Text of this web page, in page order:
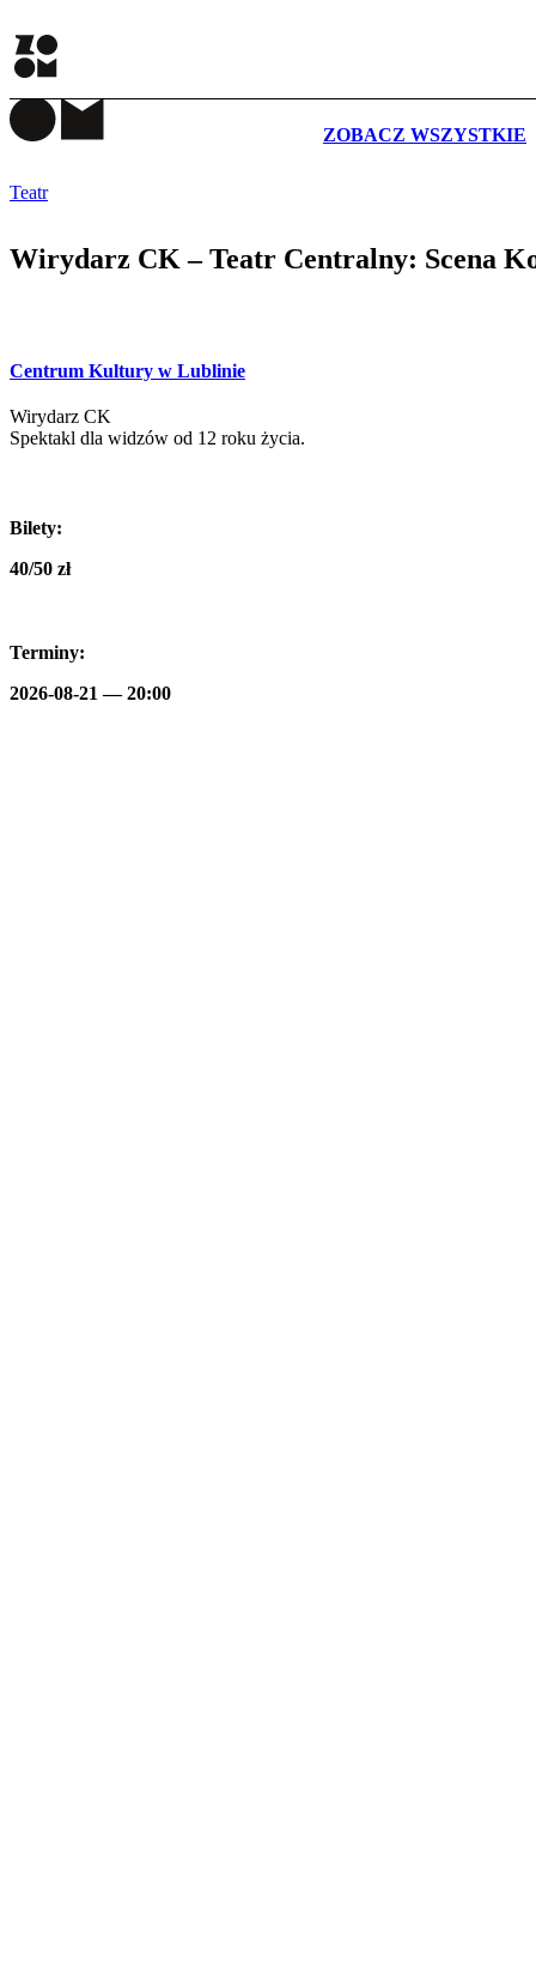
ZOBACZ WSZYSTKIE
Teatr
Wirydarz CK – Teatr Centralny: Scena
Centrum Kultury w Lublinie
Wirydarz CK
Spektakl dla widzów od 12 roku życia.
Bilety:
40/50 zł
Terminy:
2026-08-21 — 20:00